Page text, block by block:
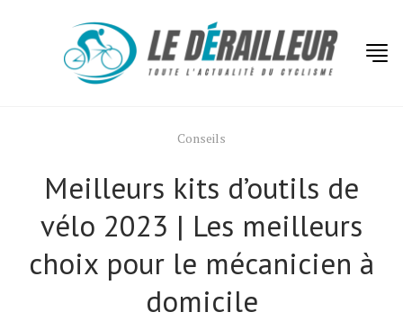
Conseils
Meilleurs kits d’outils de
vélo 2023 | Les meilleurs
choix pour le mécanicien à
domicile